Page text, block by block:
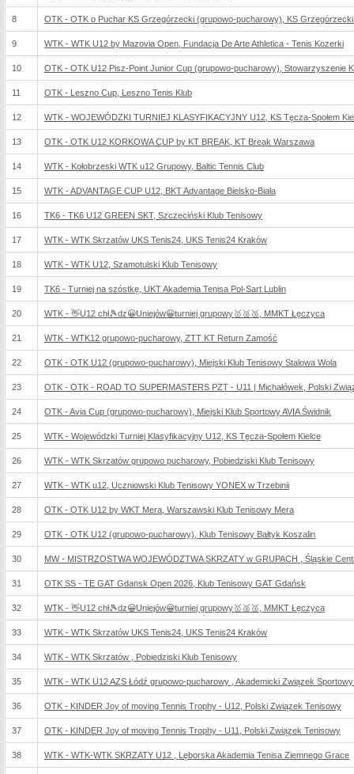
8 OTK - OTK o Puchar KS Grzegórzecki (grupowo-pucharowy), KS
9 WTK - WTK U12 by Mazovia Open, Fundacja De Arte Athletica - Tenis Kozerki
10 OTK - OTK U12 Pisz-Point Junior Cup (grupowo-pucharowy), Stowarzyszenie
11 OTK - Leszno Cup, Leszno Tenis Klub
12 WTK - WOJEWÓDZKI TURNIEJ KLASYFIKACYJNY U12, KS Tęcza-Społem
13 OTK - OTK U12 KORKOWA CUP by KT BREAK, KT Break Warszawa
14 WTK - Kołobrzeski WTK u12 Grupowy, Baltic Tennis Club
15 WTK - ADVANTAGE CUP U12, BKT Advantage Bielsko-Biała
16 TK6 - TK6 U12 GREEN SKT, Szczeciński Klub Tenisowy
17 WTK - WTK Skrzatów UKS Tenis24, UKS Tenis24 Kraków
18 WTK - WTK U12, Szamotulski Klub Tenisowy
19 TK6 - Turniej na szóstkę, UKT Akademia Tenisa Pol-Sart Lublin
20 WTK - 👋U12 chł🎾dz😀Uniejów😀turniej grupowy🥇🥈🥉, MMKT Łęczyca
21 WTK - WTK12 grupowo-pucharowy, ZTT KT Return Zamość
22 OTK - OTK U12 (grupowo-pucharowy), Miejski Klub Tenisowy Stalowa Wola
23 OTK - OTK - ROAD TO SUPERMASTERS PZT - U11 | Michałówek, Polski
24 OTK - Avia Cup (grupowo-pucharowy), Miejski Klub Sportowy AVIA Świdnik
25 WTK - Wojewódzki Turniej Klasyfikacyjny U12, KS Tęcza-Społem Kielce
26 WTK - WTK Skrzatów grupowo pucharowy, Pobiedziski Klub Tenisowy
27 WTK - WTK u12, Uczniowski Klub Tenisowy YONEX w Trzebinii
28 OTK - OTK U12 by WKT Mera, Warszawski Klub Tenisowy Mera
29 OTK - OTK U12 (grupowo-pucharowy), Klub Tenisowy Bałtyk Koszalin
30 MW - MISTRZOSTWA WOJEWÓDZTWA SKRZATY w GRUPACH , Śląskie
31 OTK SS - TE GAT Gdansk Open 2026, Klub Tenisowy GAT Gdańsk
32 WTK - 👋U12 chł🎾dz😀Uniejów😀turniej grupowy🥇🥈🥉, MMKT Łęczyca
33 WTK - WTK Skrzatów UKS Tenis24, UKS Tenis24 Kraków
34 WTK - WTK Skrzatów , Pobiedziski Klub Tenisowy
35 WTK - WTK U12 AZS Łódź grupowo-pucharowy , Akademicki Związek
36 OTK - KINDER Joy of moving Tennis Trophy - U12, Polski Związek Tenisowy
37 OTK - KINDER Joy of moving Tennis Trophy - U11, Polski Związek Tenisowy
38 WTK - WTK-WTK SKRZATY U12 , Lęborska Akademia Tenisa Ziemnego Grace